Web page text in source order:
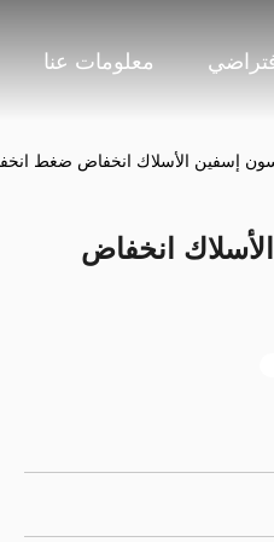
معلومات عنا
الأسلاك انخفاض ضغط انخفاض 10-3000
انخفاض